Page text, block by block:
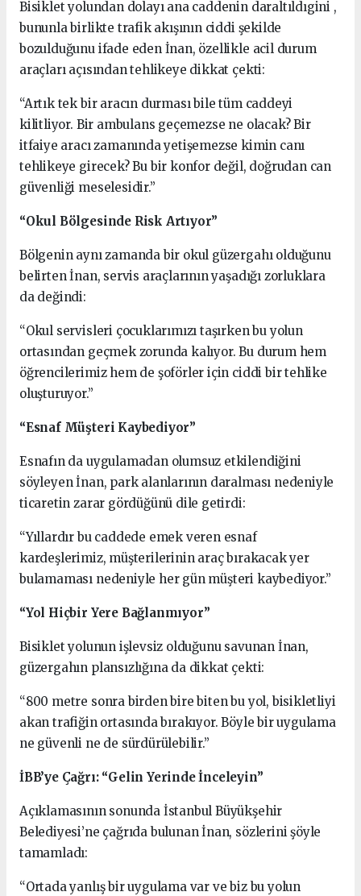
Bisiklet yolundan dolayı ana caddenin daraltıldıgini ,
bununla birlikte trafik akışının ciddi şekilde
bozulduğunu ifade eden İnan, özellikle acil durum
araçları açısından tehlikeye dikkat çekti:
“Artık tek bir aracın durması bile tüm caddeyi
kilitliyor. Bir ambulans geçemezse ne olacak? Bir
itfaiye aracı zamanında yetişemezse kimin canı
tehlikeye girecek? Bu bir konfor değil, doğrudan can
güvenliği meselesidir.”
“Okul Bölgesinde Risk Artıyor”
Bölgenin aynı zamanda bir okul güzergahı olduğunu
belirten İnan, servis araçlarının yaşadığı zorluklara
da değindi:
“Okul servisleri çocuklarımızı taşırken bu yolun
ortasından geçmek zorunda kalıyor. Bu durum hem
öğrencilerimiz hem de şoförler için ciddi bir tehlike
oluşturuyor.”
“Esnaf Müşteri Kaybediyor”
Esnafın da uygulamadan olumsuz etkilendiğini
söyleyen İnan, park alanlarının daralması nedeniyle
ticaretin zarar gördüğünü dile getirdi:
“Yıllardır bu caddede emek veren esnaf
kardeşlerimiz, müşterilerinin araç bırakacak yer
bulamaması nedeniyle her gün müşteri kaybediyor.”
“Yol Hiçbir Yere Bağlanmıyor”
Bisiklet yolunun işlevsiz olduğunu savunan İnan,
güzergahın plansızlığına da dikkat çekti:
“800 metre sonra birden bire biten bu yol, bisikletliyi
akan trafiğin ortasında bırakıyor. Böyle bir uygulama
ne güvenli ne de sürdürülebilir.”
İBB’ye Çağrı: “Gelin Yerinde İnceleyin”
Açıklamasının sonunda İstanbul Büyükşehir
Belediyesi’ne çağrıda bulunan İnan, sözlerini şöyle
tamamladı:
“Ortada yanlış bir uygulama var ve biz bu yolun